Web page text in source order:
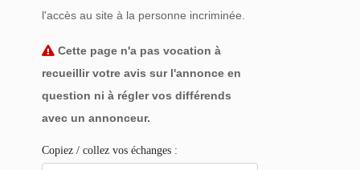
l'accès au site à la personne incriminée.
Cette page n'a pas vocation à
recueillir votre avis sur l'annonce en
question ni à régler vos différends
avec un annonceur.
Copiez / collez vos échanges :